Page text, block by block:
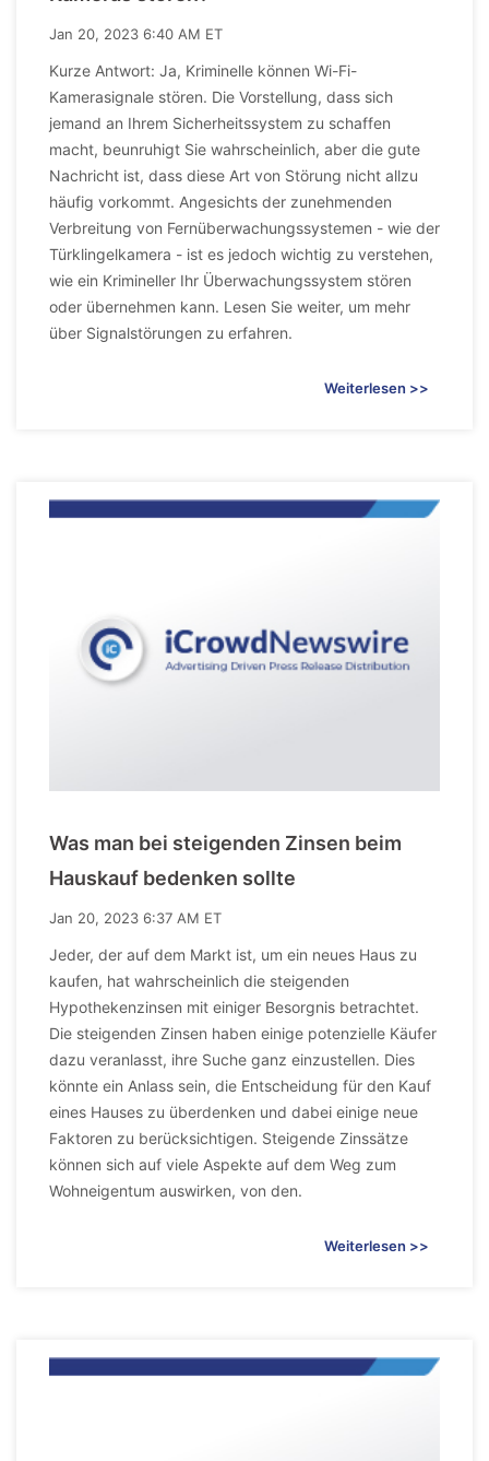
Jan 20, 2023 6:40 AM ET
Kurze Antwort: Ja, Kriminelle können Wi-Fi-
Kamerasignale stören. Die Vorstellung, dass sich
jemand an Ihrem Sicherheitssystem zu schaffen
macht, beunruhigt Sie wahrscheinlich, aber die gute
Nachricht ist, dass diese Art von Störung nicht allzu
häufig vorkommt. Angesichts der zunehmenden
Verbreitung von Fernüberwachungssystemen - wie der
Türklingelkamera - ist es jedoch wichtig zu verstehen,
wie ein Krimineller Ihr Überwachungssystem stören
oder übernehmen kann. Lesen Sie weiter, um mehr
über Signalstörungen zu erfahren.
Weiterlesen >>
Was man bei steigenden Zinsen beim
Hauskauf bedenken sollte
Jan 20, 2023 6:37 AM ET
Jeder, der auf dem Markt ist, um ein neues Haus zu
kaufen, hat wahrscheinlich die steigenden
Hypothekenzinsen mit einiger Besorgnis betrachtet.
Die steigenden Zinsen haben einige potenzielle Käufer
dazu veranlasst, ihre Suche ganz einzustellen. Dies
könnte ein Anlass sein, die Entscheidung für den Kauf
eines Hauses zu überdenken und dabei einige neue
Faktoren zu berücksichtigen. Steigende Zinssätze
können sich auf viele Aspekte auf dem Weg zum
Wohneigentum auswirken, von den.
Weiterlesen >>